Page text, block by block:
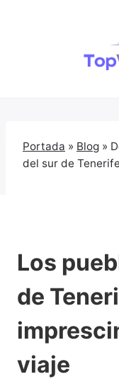
Portada » Blog »
del sur de Tenerife
Los
de
viaje